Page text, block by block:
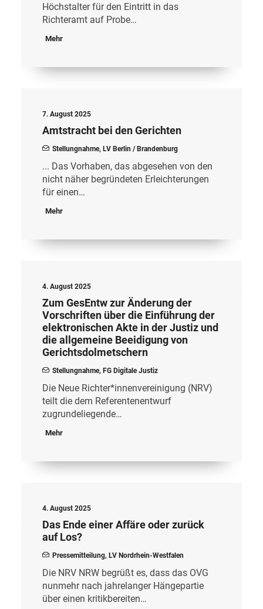
Höchstalter für den Eintritt in das
Richteramt auf Probe…
Mehr
7. August 2025
Amtstracht bei den Gerichten
Stellungnahme, LV Berlin / Brandenburg
... Das Vorhaben, das abgesehen von den
nicht näher begründeten Erleichterungen
für einen…
Mehr
4. August 2025
Zum GesEntw zur Änderung der
Vorschriften über die Einführung der
elektronischen Akte in der Justiz und
die allgemeine Beeidigung von
Gerichtsdolmetschern
Stellungnahme, FG Digitale Justiz
Die Neue Richter*innenvereinigung (NRV)
teilt die dem Referentenentwurf
zugrundeliegende…
Mehr
4. August 2025
Das Ende einer Affäre oder zurück
auf Los?
Pressemitteilung, LV Nordrhein-Westfalen
Die NRV NRW begrüßt es, dass das OVG
nunmehr nach jahrelanger Hängepartie
über einen kritikbereiten…